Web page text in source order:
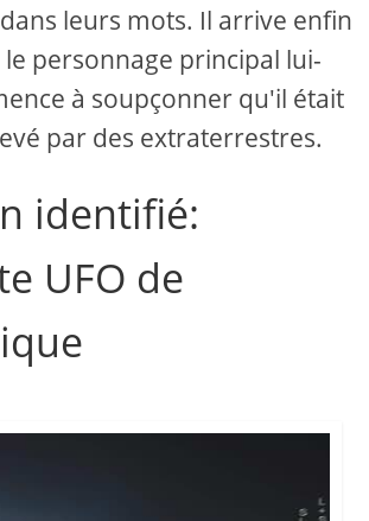
leurs mots. Il arrive enfin
personnage principal lui-
à soupçonner qu'il était
par des extraterrestres.
identifié:
UFO de